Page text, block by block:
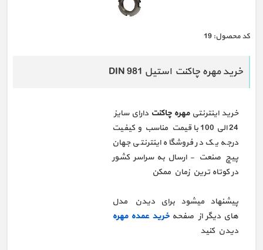
كد محصول: 19
خرید مهره چاکنت استیل DIN 981
خرید اینترنتیمهره چاکنت دارای سایز
24 الی 100 با قیمت مناسب و کیفیت
درجه یک در فروشگاه اینترنتی جهان
پیچ صنعت - ارسال به سراسر کشور
در کوتاه ترین زمان ممکن
پیشنهاد میشود برای دیدن مدل
های دیگر از صفحهخرید عمده مهره
دیدن کنید